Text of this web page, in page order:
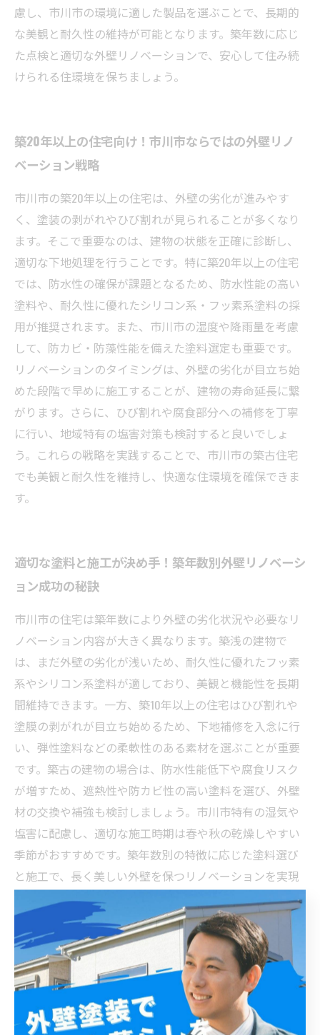
慮し、市川市の環境に適した製品を選ぶことで、長期的
な美観と耐久性の維持が可能となります。築年数に応じ
た点検と適切な外壁リノベーションで、安心して住み続
けられる住環境を保ちましょう。
築20年以上の住宅向け！市川市ならではの外壁リノ
ベーション戦略
市川市の築20年以上の住宅は、外壁の劣化が進みやす
く、塗装の剥がれやひび割れが見られることが多くなり
ます。そこで重要なのは、建物の状態を正確に診断し、
適切な下地処理を行うことです。特に築20年以上の住宅
では、防水性の確保が課題となるため、防水性能の高い
塗料や、耐久性に優れたシリコン系・フッ素系塗料の採
用が推奨されます。また、市川市の湿度や降雨量を考慮
して、防カビ・防藻性能を備えた塗料選定も重要です。
リノベーションのタイミングは、外壁の劣化が目立ち始
めた段階で早めに施工することが、建物の寿命延長に繋
がります。さらに、ひび割れや腐食部分への補修を丁寧
に行い、地域特有の塩害対策も検討すると良いでしょ
う。これらの戦略を実践することで、市川市の築古住宅
でも美観と耐久性を維持し、快適な住環境を確保できま
す。
適切な塗料と施工が決め手！築年数別外壁リノベーシ
ョン成功の秘訣
市川市の住宅は築年数により外壁の劣化状況や必要なリ
ノベーション内容が大きく異なります。築浅の建物で
は、まだ外壁の劣化が浅いため、耐久性に優れたフッ素
系やシリコン系塗料が適しており、美観と機能性を長期
間維持できます。一方、築10年以上の住宅はひび割れや
塗膜の剥がれが目立ち始めるため、下地補修を入念に行
い、弾性塗料などの柔軟性のある素材を選ぶことが重要
です。築古の建物の場合は、防水性能低下や腐食リスク
が増すため、遮熱性や防カビ性の高い塗料を選び、外壁
材の交換や補強も検討しましょう。市川市特有の湿気や
塩害に配慮し、適切な施工時期は春や秋の乾燥しやすい
季節がおすすめです。築年数別の特徴に応じた塗料選び
と施工で、長く美しい外壁を保つリノベーションを実現
しましょう。
気候に合った外壁リノベーションで市川市の住宅を長
持ちさせよう
市川市の住宅は、築浅から築古まで様々な築年数の建物